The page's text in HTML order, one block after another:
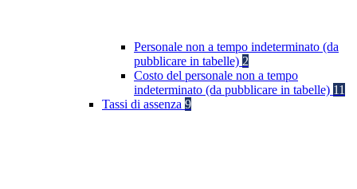
Personale non a tempo indeterminato (da
pubblicare in tabelle) 2
Costo del personale non a tempo
indeterminato (da pubblicare in tabelle) 11
Tassi di assenza 9